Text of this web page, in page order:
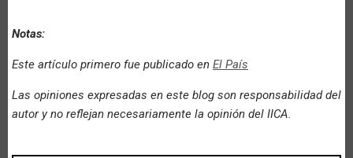
Notas:
Este artículo primero fue publicado en El País
Las opiniones expresadas en este blog son responsabilidad del
autor y no reflejan necesariamente la opinión del IICA.